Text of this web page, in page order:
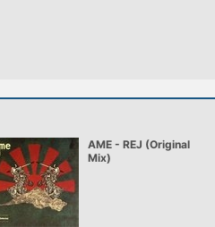
AME - REJ (Original
Mix)